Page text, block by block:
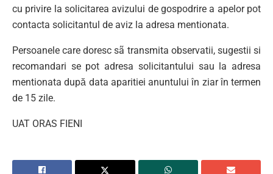
cu privire la solicitarea avizului de gospodrire a apelor pot
contacta solicitantul de aviz la adresa mentionata.
Persoanele care doresc sã transmita observatii, sugestii si
recomandari se pot adresa solicitantului sau la adresa
mentionata după data aparitiei anuntului în ziar în termen
de 15 zile.
UAT ORAS FIENI